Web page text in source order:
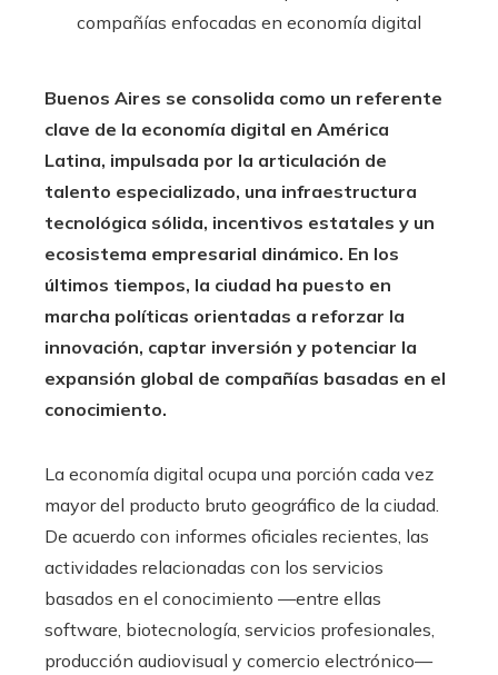
Buenos Aires se consolida como un referente
clave de la economía digital en América
Latina, impulsada por la articulación de
talento especializado, una infraestructura
tecnológica sólida, incentivos estatales y un
ecosistema empresarial dinámico. En los
últimos tiempos, la ciudad ha puesto en
marcha políticas orientadas a reforzar la
innovación, captar inversión y potenciar la
expansión global de compañías basadas en el
conocimiento.
La economía digital ocupa una porción cada vez
mayor del producto bruto geográfico de la ciudad.
De acuerdo con informes oficiales recientes, las
actividades relacionadas con los servicios
basados en el conocimiento —entre ellas
software, biotecnología, servicios profesionales,
producción audiovisual y comercio electrónico—